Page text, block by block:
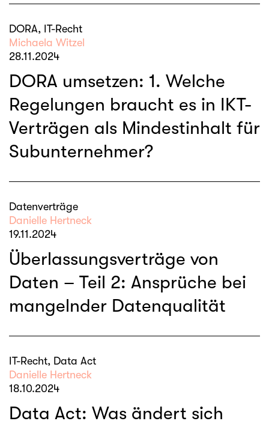
DORA, IT-Recht
Michaela Witzel
28.11.2024
DORA umsetzen: 1. Welche
Regelungen braucht es in IKT-
Verträgen als Mindestinhalt für
Subunternehmer?
Datenverträge
Danielle Hertneck
19.11.2024
Überlassungsverträge von
Daten – Teil 2: Ansprüche bei
mangelnder Datenqualität
IT-Recht, Data Act
Danielle Hertneck
18.10.2024
Data Act: Was ändert sich